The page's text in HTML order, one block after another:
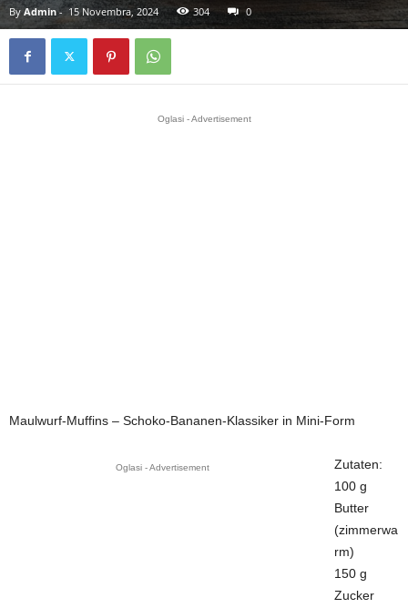
By Admin- 15 Novembra, 2024 304 0
Oglasi - Advertisement
Maulwurf-Muffins – Schoko-Bananen-Klassiker in Mini-Form
Oglasi - Advertisement
Zutaten:
100 g
Butter
(zimmerwa
rm)
150 g
Zucker